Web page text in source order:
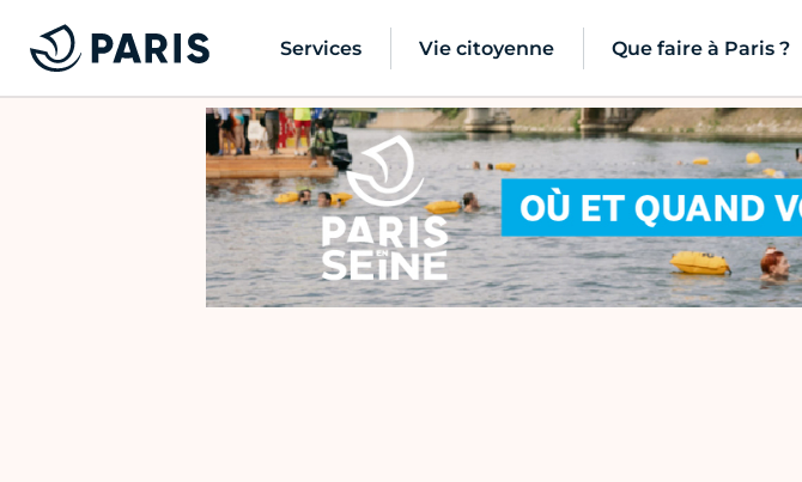
Services Vie citoyenne Que faire à Paris ?